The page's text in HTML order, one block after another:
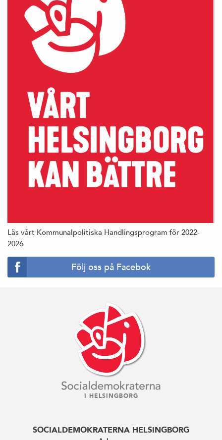
Läs vårt Kommunalpolitiska Handlingsprogram för 2022-
2026
Följ oss på Facebok
I HELSINGBORG
SOCIALDEMOKRATERNA HELSINGBORG